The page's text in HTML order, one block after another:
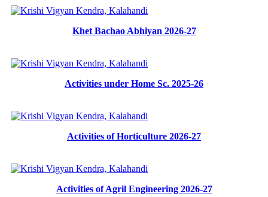
Khet Bachao Abhiyan 2026-27
Activities under Home Sc. 2025-26
Activities of Horticulture 2026-27
Activities of Agril Engineering 2026-27